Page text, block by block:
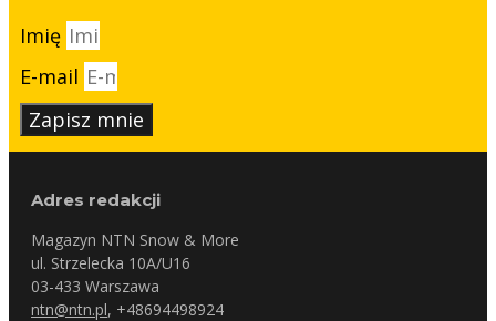
Imię
E-mail
Zapisz mnie
Adres redakcji
Magazyn NTN Snow & More
ul. Strzelecka 10A/U16
03-433 Warszawa
ntn@ntn.pl, +48694498924